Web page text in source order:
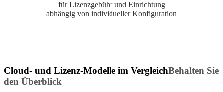
für Lizenzgebühr und Einrichtung
abhängig von individueller Konfiguration
Cloud- und Lizenz-Modelle im VergleichBehalten Sie
den Überblick